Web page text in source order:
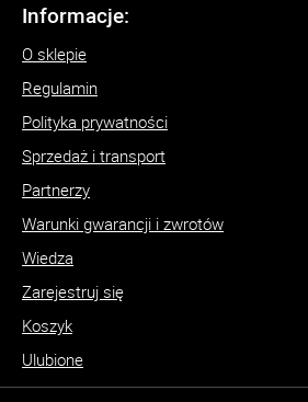
Informacje:
O sklepie
Regulamin
Polityka prywatności
Sprzedaż i transport
Partnerzy
Warunki gwarancji i zwrotów
Wiedza
Zarejestruj się
Koszyk
Ulubione